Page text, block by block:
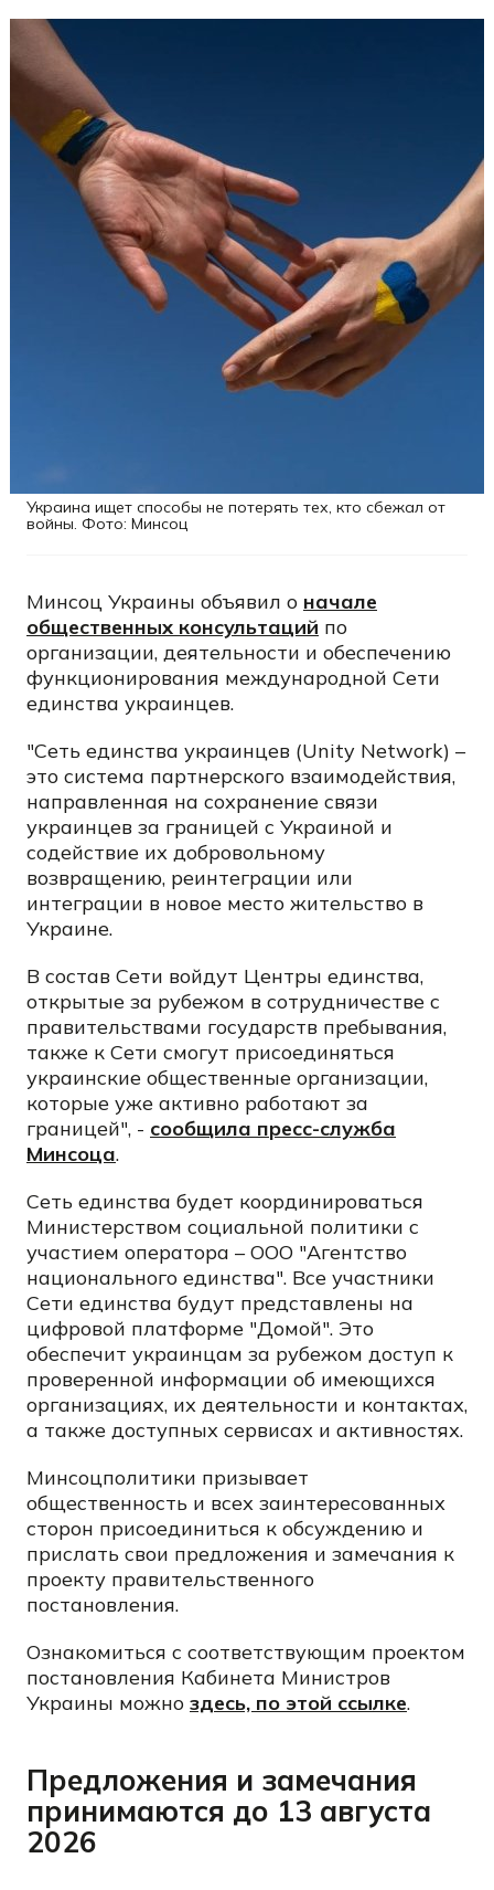
Украина ищет способы не потерять тех, кто сбежал от
войны. Фото: Минсоц
Минсоц Украины объявил о начале
общественных консультаций по
организации, деятельности и обеспечению
функционирования международной Сети
единства украинцев.
"Сеть единства украинцев (Unity Network) –
это система партнерского взаимодействия,
направленная на сохранение связи
украинцев за границей с Украиной и
содействие их добровольному
возвращению, реинтеграции или
интеграции в новое место жительство в
Украине.
В состав Сети войдут Центры единства,
открытые за рубежом в сотрудничестве с
правительствами государств пребывания,
также к Сети смогут присоединяться
украинские общественные организации,
которые уже активно работают за
границей", - сообщила пресс-служба
Минсоца.
Сеть единства будет координироваться
Министерством социальной политики с
участием оператора – ООО "Агентство
национального единства". Все участники
Сети единства будут представлены на
цифровой платформе "Домой". Это
обеспечит украинцам за рубежом доступ к
проверенной информации об имеющихся
организациях, их деятельности и контактах,
а также доступных сервисах и активностях.
Минсоцполитики призывает
общественность и всех заинтересованных
сторон присоединиться к обсуждению и
прислать свои предложения и замечания к
проекту правительственного
постановления.
Ознакомиться с соответствующим проектом
постановления Кабинета Министров
Украины можно здесь, по этой ссылке.
Предложения и замечания
принимаются до 13 августа
2026